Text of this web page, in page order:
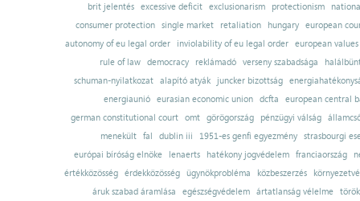
brit jelentés excessive deficit exclusionarism protectionism
consumer protection
single market retaliation hungary
european
autonomy of eu legal order
inviolability of eu legal order
european values
rule of law
democracy reklámadó verseny szabadsága
schuman-nyilatkozat alapító atyák juncker bizottság
energiaunió eurasian economic union dcfta
european central
german constitutional court
omt görögország pénzügyi válság
menekült
fal dublin iii 1951-es genfi egyezmény
strasbourgi
európai bíróság elnöke
lenaerts hatékony jogvédelem franciaország
értékközösség
érdekközösség ügynökprobléma közbeszerzés
áruk szabad áramlása
egészségvédelem ártatlanság vélelme